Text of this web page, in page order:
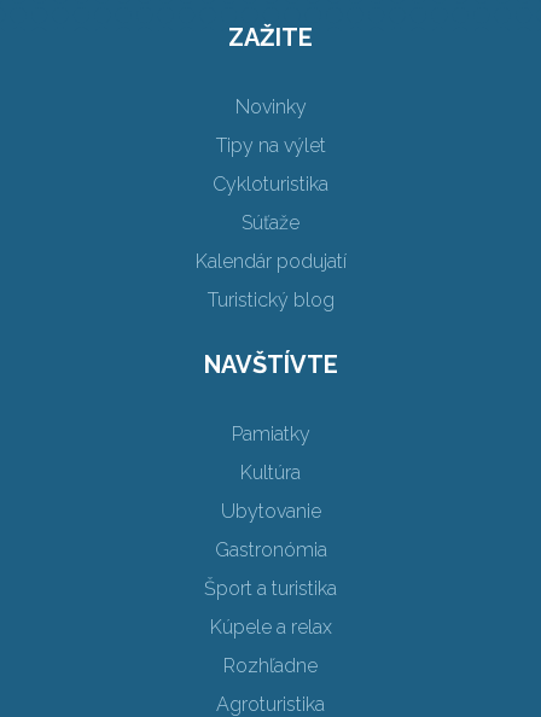
ZAŽITE
Novinky
Tipy na výlet
Cykloturistika
Súťaže
Kalendár podujatí
Turistický blog
NAVŠTÍVTE
Pamiatky
Kultúra
Ubytovanie
Gastronómia
Šport a turistika
Kúpele a relax
Rozhľadne
Agroturistika